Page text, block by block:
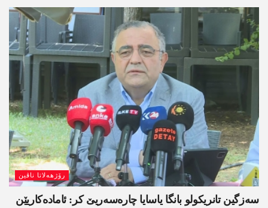
رۆژھەلاتا ناڤین
سەزگین تانریکولو بانگا یاسایا چارەسەریێ کر: ئامادەکاریێن